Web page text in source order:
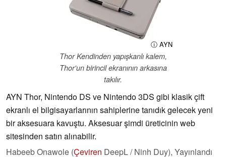
ⓘ AYN
Thor Kendinden yapışkanlı kalem,
Thor'un birincil ekranının arkasına
takılır.
AYN Thor, Nintendo DS ve Nintendo 3DS gibi klasik çift
ekranlı el bilgisayarlarının sahiplerine tanıdık gelecek yeni
bir aksesuara kavuştu. Aksesuar şimdi üreticinin web
sitesinden satın alınabilir.
Habeeb Onawole (Çeviren DeepL / Ninh Duy), Yayınlandı